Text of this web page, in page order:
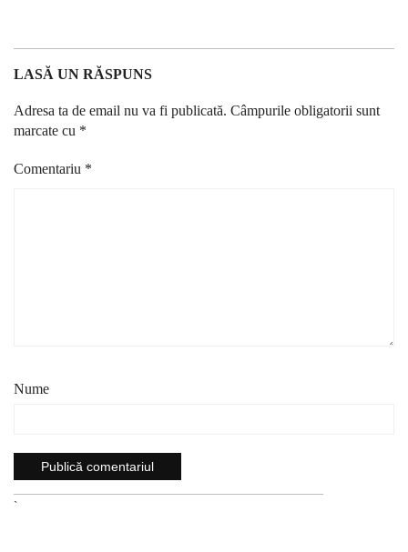
LASĂ UN RĂSPUNS
Adresa ta de email nu va fi publicată. Câmpurile obligatorii sunt
marcate cu *
Comentariu *
Nume
`